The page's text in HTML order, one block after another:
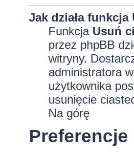
Jak działa funkcja
Funkcja Usuń
przez phpBB
witryny.
administratora
użytkownika
usunięcie
Na górę